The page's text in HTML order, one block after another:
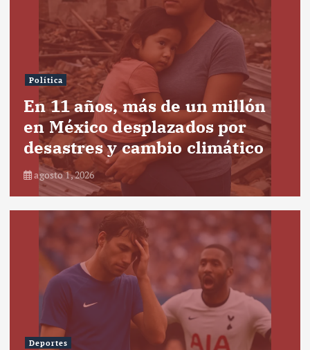
Política
En 11 años, más de un millón
en México desplazados por
desastres y cambio climático
agosto 1, 2026
Deportes